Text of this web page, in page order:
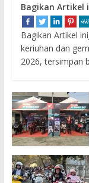
Bagikan Artikel
Bagikan Artikel
keriuhan dan
2026, tersimpan